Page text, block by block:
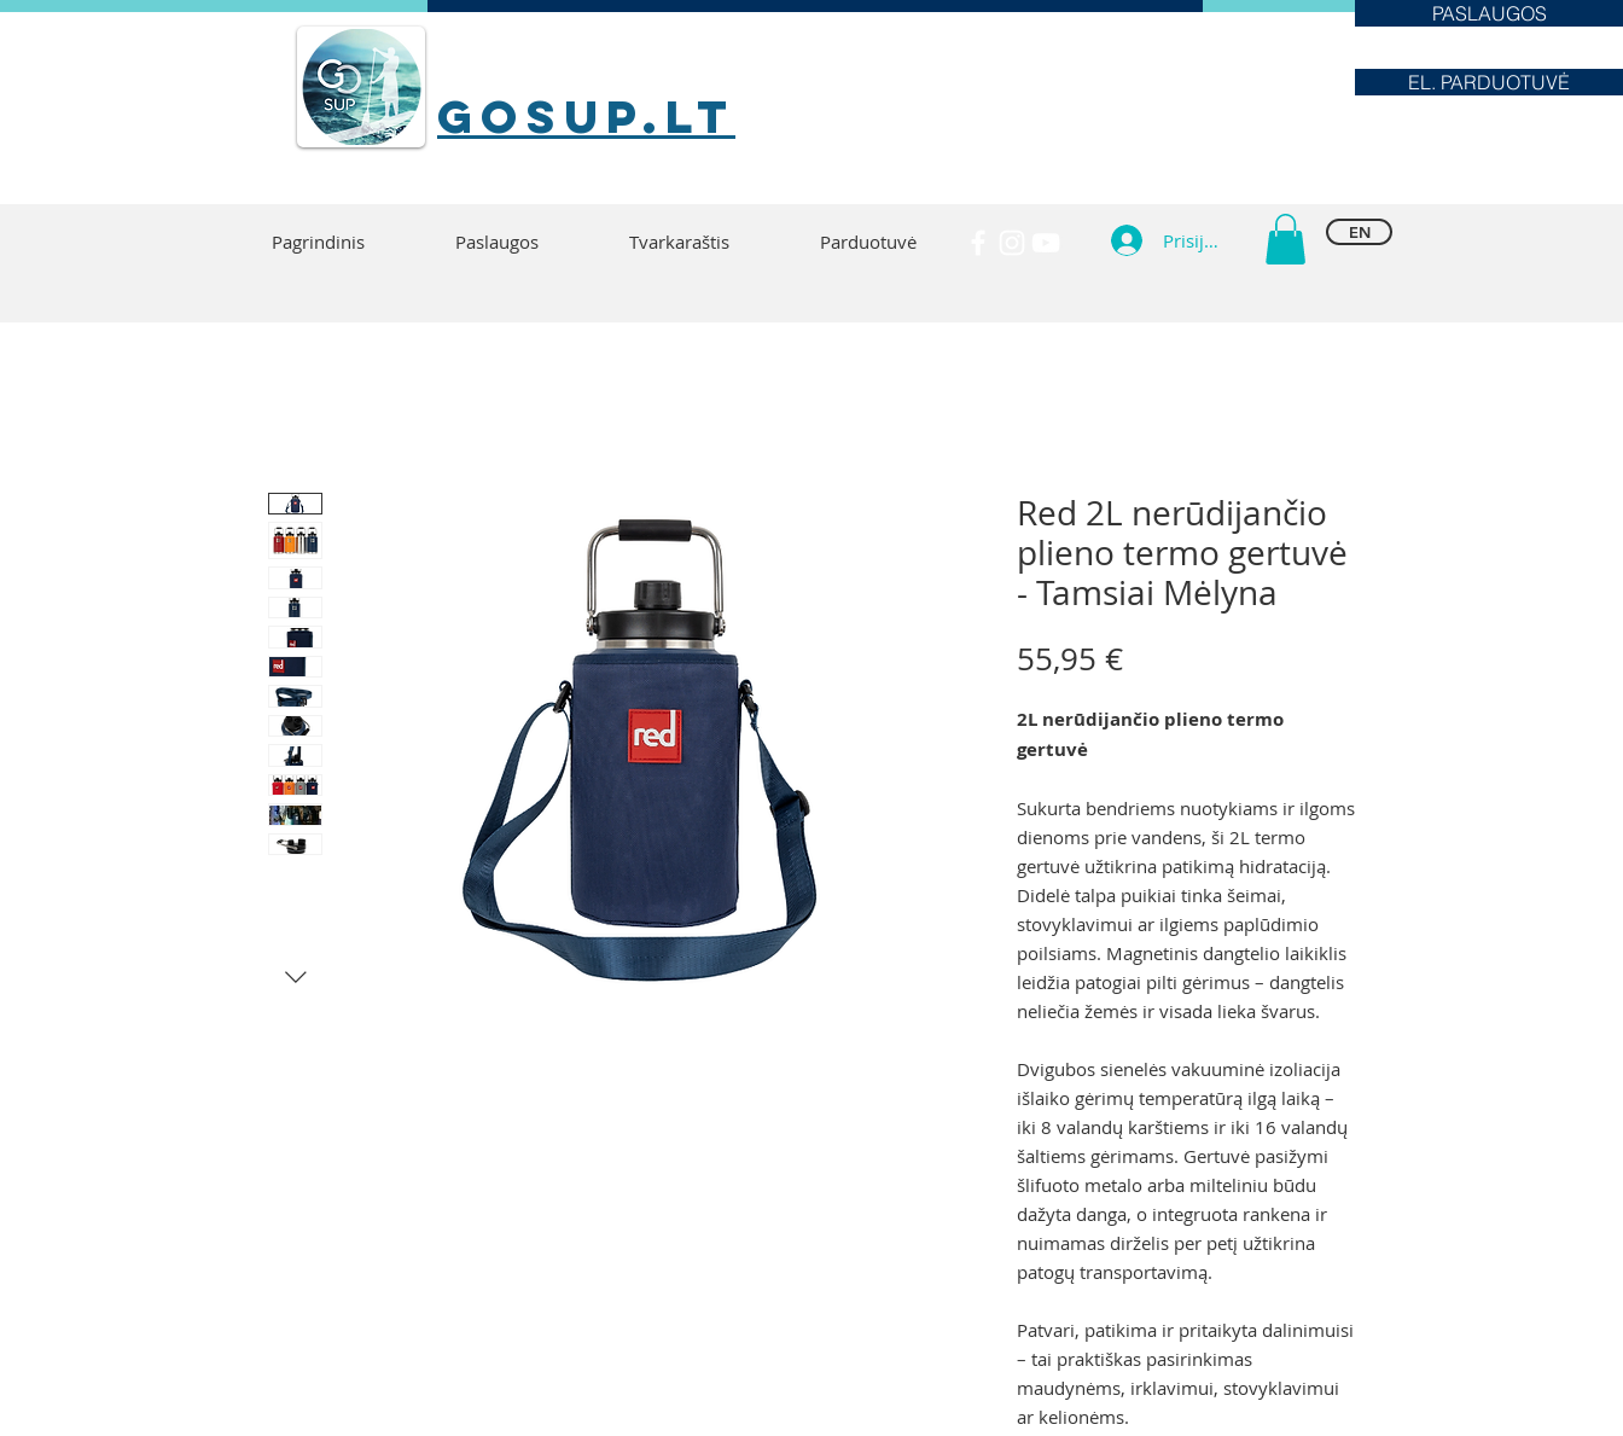
PASLAUGOS
EL. PARDUOTUVĖ
goSUP.lt
Pagrindinis Paslaugos Tvarkaraštis Parduotuvė Prisijungti EN
Red 2L nerūdijančio
plieno termo gertuvė
- Tamsiai Mėlyna
55,95 €Price
2L nerūdijančio plieno termo
gertuvė
Sukurta bendriems nuotykiams ir ilgoms
dienoms prie vandens, ši 2L termo
gertuvė užtikrina patikimą hidrataciją.
Didelė talpa puikiai tinka šeimai,
stovyklavimui ar ilgiems paplūdimio
poilsiams. Magnetinis dangtelio laikiklis
leidžia patogiai pilti gėrimus – dangtelis
neliečia žemės ir visada lieka švarus.
Dvigubos sienelės vakuuminė izoliacija
išlaiko gėrimų temperatūrą ilgą laiką –
iki 8 valandų karštiems ir iki 16 valandų
šaltiems gėrimams. Gertuvė pasižymi
šlifuoto metalo arba milteliniu būdu
dažyta danga, o integruota rankena ir
nuimamas dirželis per petį užtikrina
patogų transportavimą.
Patvari, patikima ir pritaikyta dalinimuisi
– tai praktiškas pasirinkimas
maudynėms, irklavimui, stovyklavimui
ar kelionėms.